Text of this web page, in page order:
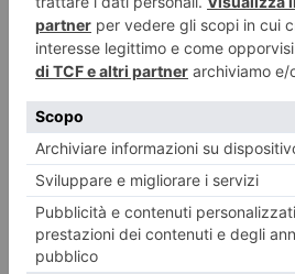
Centro? No, grazie: serve una nuova
8 Agosto 2026
Esodo estivo, sabato da bollino nero:
Piemonte
8 Agosto 2026
Torino e l’acqua
8 Agosto 2026
Vacanza… da cosa?
8 Agosto 2026